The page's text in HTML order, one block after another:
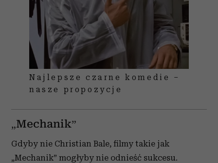
Najlepsze czarne komedie –
nasze propozycje
„Mechanik”
Gdyby nie Christian Bale, filmy takie jak
„Mechanik” mogłyby nie odnieść sukcesu.